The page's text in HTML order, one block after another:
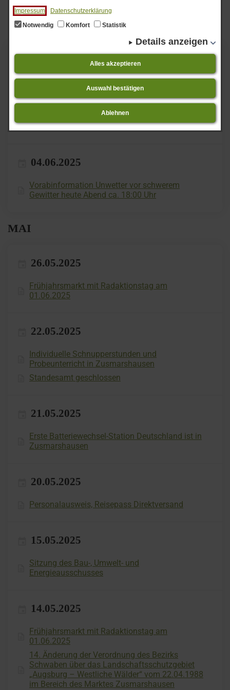
Impressum
Datenschutzerklärung
Notwendig
Komfort Statistik
Details anzeigen
Alles akzeptieren
Auswahl bestätigen
Ablehnen
JUNI
Aufstellung und frühzeitige öffentliche
Auslegung der 20. Änderung des
Flächennutzungsplanes "in sechs Teilbereichen",
Markt Zusmarshausen
Sitzung des Marktgemeinderates am 12.06.2025
04.06.2025
Vorabinformation Unwetter vor schwerem
Gewitter heute Abend ca. 18:00 Uhr
MAI
26.05.2025
Frühjahrsmarkt mit Radaktionstag am
01.06.2025
22.05.2025
Individuelle Schnupperstunden und
Probeunterricht in Zusmarshausen
Standesamt geschlossen
21.05.2025
Erste Batteriewechsel-Station Deutschland ist in
Zusmarshausen
20.05.2025
Personalausweis, Reisepass Direktversand
15.05.2025
Sitzung des Bau-, Umwelt- und
Energieausschusses
14.05.2025
Frühjahrsmarkt mit Radaktionstag am
01.06.2025
14. Änderung der Verordnung des Bezirks
Schwaben über das Landschaftsschutzgebiet
„Augsburg – Westliche Wälder“ vom 22.04.1988
im Bereich des Marktes Zusmarshausen